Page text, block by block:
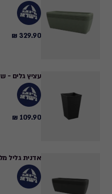
329.90
329.90 ₪
עציץ גלים -
109.90
109.90 ₪
אדנית גליל